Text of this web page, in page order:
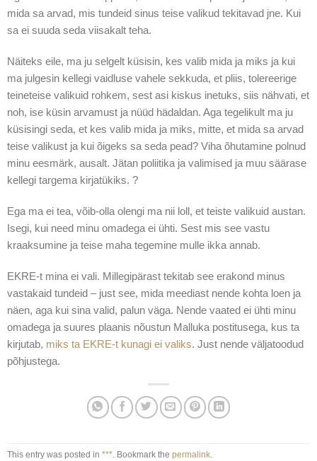
mida sa arvad, mis tundeid sinus teise valikud tekitavad jne. Kui
sa ei suuda seda viisakalt teha.
Näiteks eile, ma ju selgelt küsisin, kes valib mida ja miks ja kui
ma julgesin kellegi vaidluse vahele sekkuda, et pliis, tolereerige
teineteise valikuid rohkem, sest asi kiskus inetuks, siis nähvati, et
noh, ise küsin arvamust ja nüüd hädaldan. Aga tegelikult ma ju
küsisingi seda, et kes valib mida ja miks, mitte, et mida sa arvad
teise valikust ja kui õigeks sa seda pead? Viha õhutamine polnud
minu eesmärk, ausalt. Jätan poliitika ja valimised ja muu säärase
kellegi targema kirjatükiks. ?
Ega ma ei tea, võib-olla olengi ma nii loll, et teiste valikuid austan.
Isegi, kui need minu omadega ei ühti. Sest mis see vastu
kraaksumine ja teise maha tegemine mulle ikka annab.
EKRE-t mina ei vali. Millegipärast tekitab see erakond minus
vastakaid tundeid – just see, mida meediast nende kohta loen ja
näen, aga kui sina valid, palun väga. Nende vaated ei ühti minu
omadega ja suures plaanis nõustun Malluka postitusega, kus ta
kirjutab, miks ta EKRE-t kunagi ei valiks. Just nende väljatoodud
põhjustega.
This entry was posted in ***. Bookmark the permalink.